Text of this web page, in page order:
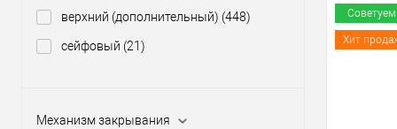
верхний (дополнительный) (448)
сейфовый (21)
Механизм закрывания
Советуем
Хит